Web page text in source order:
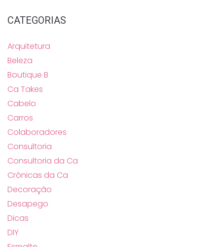
CATEGORIAS
Arquitetura
Beleza
Boutique B
Ca Takes
Cabelo
Carros
Colaboradores
Consultoria
Consultoria da Ca
Crônicas da Ca
Decoração
Desapego
Dicas
DIY